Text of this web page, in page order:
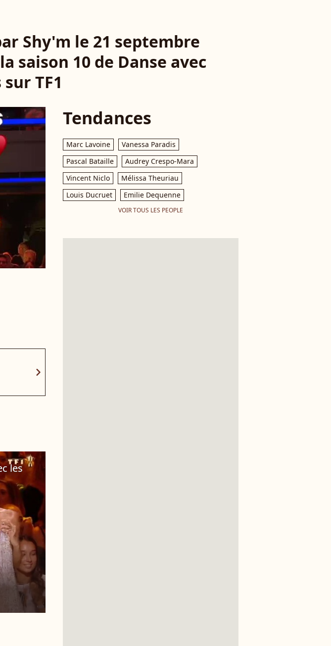
Shy'm le 21 septembre
saison 10 de Danse avec
TF1
chevron_right
les
Tendances
Marc Lavoine
Vanessa Paradis
Pascal Bataille
Audrey Crespo-Mara
Vincent Niclo
Mélissa Theuriau
Louis Ducruet
Emilie Dequenne
VOIR TOUS LES PEOPLE